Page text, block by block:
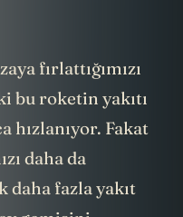
için sonsuz
fırlattığımızı
bu roketin yakıtı
Fakat
daha da